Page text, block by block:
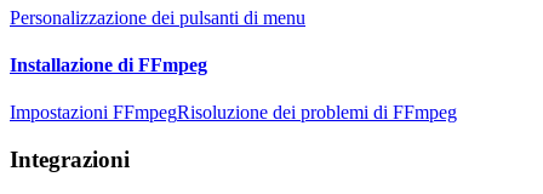
Personalizzazione dei pulsanti di menu
Installazione di FFmpeg
Impostazioni FFmpegRisoluzione dei problemi di FFmpeg
Integrazioni